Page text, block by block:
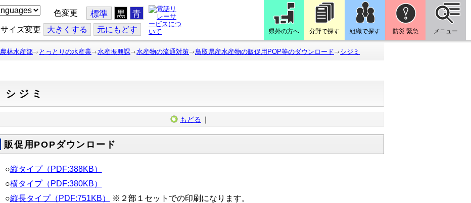
色変更 標準 黒 青
サイズ変更 大きくする 元にもどす 県外の方へ 分野で探す 組織で探す 防災 緊急 メニュー
農林水産部 とっとりの水産業 水産振興課 水産物の流通対策 鳥取県産水産物の販促用POP等のダウンロード シジミ
シジミ
もどる ｜
販促用POPダウンロード
○縦タイプ（PDF:388KB）
○横タイプ（PDF:380KB）
○縦長タイプ（PDF:751KB）
※２部１セットでの印刷になります。